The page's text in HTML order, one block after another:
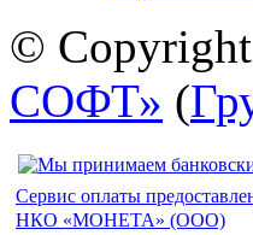
© Copyright
СОФТ» (
Сервис оплаты
НКО «МОНЕТА» (ООО)